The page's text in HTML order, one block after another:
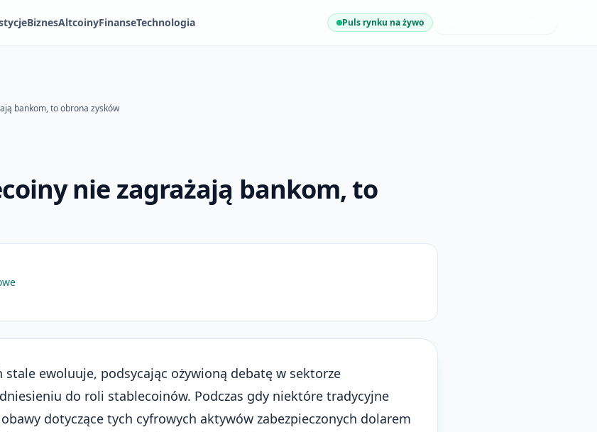
BiznesAltcoinyFinanseTechnologia Puls rynku na żywo
bankom, to obrona zysków
nie zagrażają bankom, to
ewoluuje, podsycając ożywioną debatę w sektorze
do roli stablecoinów. Podczas gdy niektóre tradycyjne
dotyczące tych cyfrowych aktywów zabezpieczonych dolarem